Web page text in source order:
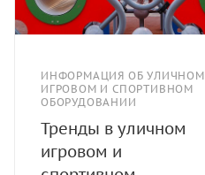
ИНФОРМАЦИЯ ОБ УЛИЧНОМ
ИГРОВОМ И СПОРТИВНОМ
ОБОРУДОВАНИИ
Тренды в уличном
игровом и